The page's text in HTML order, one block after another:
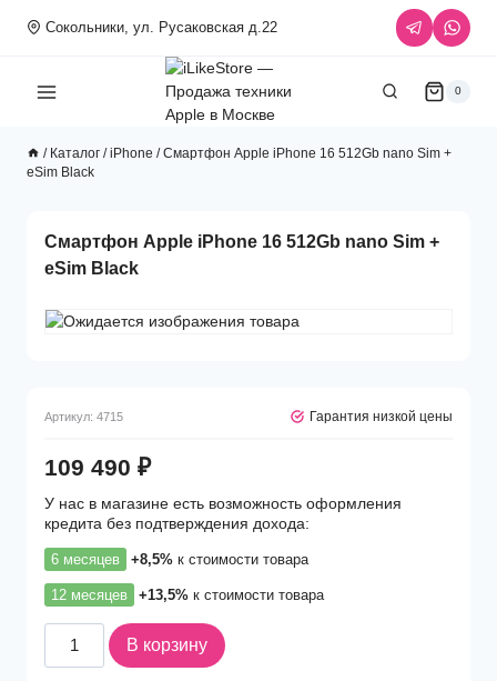
Сокольники, ул. Русаковская д.22
0
/ Каталог / iPhone / Смартфон Apple iPhone 16 512Gb nano Sim +
eSim Black
Смартфон Apple iPhone 16 512Gb nano Sim +
eSim Black
Артикул: 4715 Гарантия низкой цены
109 490 ₽
У нас в магазине есть возможность оформления
кредита без подтверждения дохода:
6 месяцев +8,5% к стоимости товара
12 месяцев +13,5% к стоимости товара
Количество
товара
В корзину